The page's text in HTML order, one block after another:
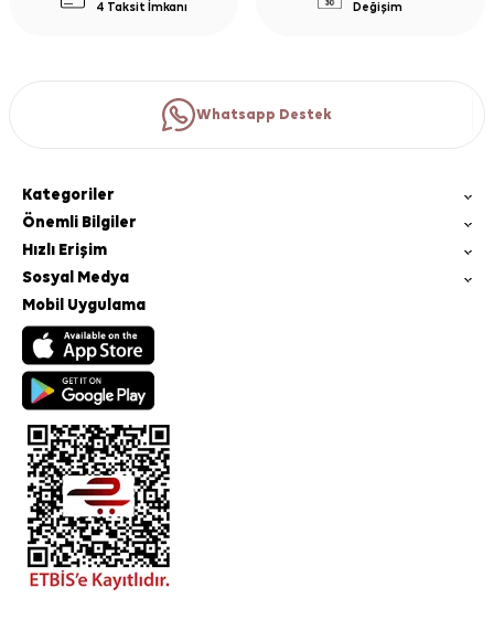
4 Taksit İmkanı
Değişim
Whatsapp Destek
Kategoriler
Önemli Bilgiler
Hızlı Erişim
Sosyal Medya
Mobil Uygulama